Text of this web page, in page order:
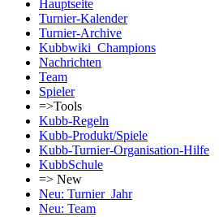
Hauptseite
Turnier-Kalender
Turnier-Archive
Kubbwiki_Champions
Nachrichten
Team
Spieler
=>Tools
Kubb-Regeln
Kubb-Produkt/Spiele
Kubb-Turnier-Organisation-Hilfe
KubbSchule
=> New
Neu: Turnier_Jahr
Neu: Team